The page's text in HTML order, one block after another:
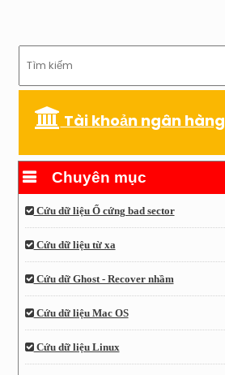
Tài khoản ngân hàng
Chuyên mục
Cứu dữ liệu Ổ cứng bad sector
Cứu dữ liệu từ xa
Cứu dữ Ghost - Recover nhầm
Cứu dữ liệu Mac OS
Cứu dữ liệu Linux